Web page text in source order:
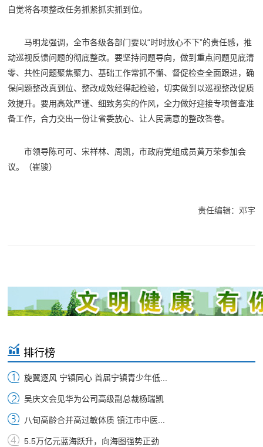
自觉将各项整改任务抓紧抓实抓到位。
马明龙强调，全市各级各部门要以“时时放心不下”的责任感，推
动巡视反馈问题的彻底整改。要坚持问题导向，做到重点问题见底清
零、共性问题聚焦聚力、基础工作常抓不懈、督促检查全面跟进，确
保问题整改真到位、整改成效经得起检验，切实做到以巡视整改促质
效提升。要用高效严谨、细致务实的作风，全力做好迎接专项督查准
备工作，合力交出一份让省委放心、让人民满意的整改答卷。
市领导陈可可、宋祥林、周凯，市政府党组成员黄万荣参加会
议。
（崔骏）
责任编辑：邓宇
排行榜
旋翼逐风 宁镇同心 首届宁镇青少年低...
吴庆文会见华为公司高级副总裁杨瑞凯
八旬高龄合并高过敏体质 镇江市中医...
5.5万亿元蓝海跃升，向海图强势正劲